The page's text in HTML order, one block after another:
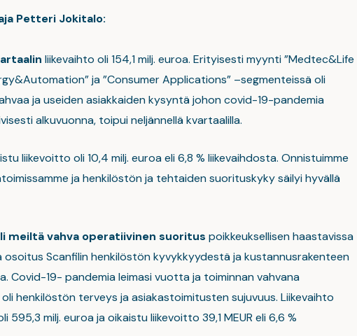
Petteri Jokitalo:
liikevaihto oli 154,1 milj. euroa. Erityisesti myynti ”Medtec&Life
ja ”Consumer Applications” –segmenteissä oli
ja useiden asiakkaiden kysyntä johon covid-19-pandemia
alkuvuonna, toipui neljännellä kvartaalilla.
liikevoitto oli 10,4 milj. euroa eli 6,8 % liikevaihdosta. Onnistuimme
ja henkilöstön ja tehtaiden suorituskyky säilyi hyvällä
meiltä vahva operatiivinen suoritus poikkeuksellisen haastavissa
osoitus Scanfilin henkilöstön kyvykkyydestä ja kustannusrakenteen
Covid-19- pandemia leimasi vuotta ja toiminnan vahvana
henkilöstön terveys ja asiakastoimitusten sujuvuus. Liikevaihto
595,3 milj. euroa ja oikaistu liikevoitto 39,1 MEUR eli 6,6 %